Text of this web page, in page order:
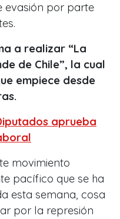
evasión por parte
a realizar “La
de Chile”, la cual
empiece desde
aprueba
movimiento
pacífico que se ha
esta semana, cosa
por la represión